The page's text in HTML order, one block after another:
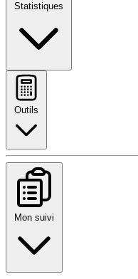
Statistiques
Outils
Mon suivi